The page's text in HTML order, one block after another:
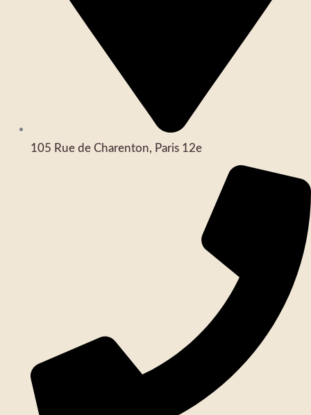
105 Rue de Charenton, Paris 12e